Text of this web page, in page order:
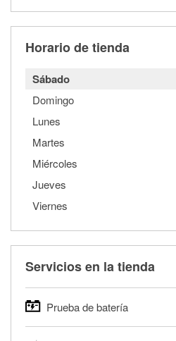
Horario de tienda
Sábado
Domingo
Lunes
Martes
Miércoles
Jueves
Viernes
Servicios en la tienda
Prueba de batería